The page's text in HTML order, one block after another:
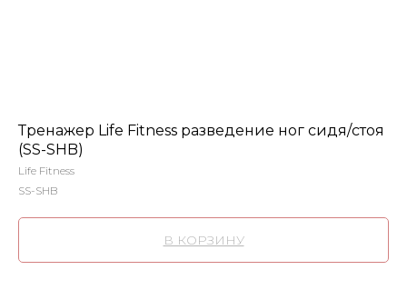
Тренажер Life Fitness разведение ног сидя/стоя
(SS-SHB)
Life Fitness
SS-SHB
В КОРЗИНУ